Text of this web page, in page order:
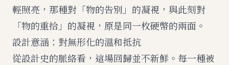
輕照亮 ，那種對「物的告別」的凝視，與此刻對
「物的重拾」的凝視，原是同一枚硬幣的兩面。
設計意涵：對無形化的溫和抵抗
從設計史的脈絡看，這場回歸並不新鮮。每一種被